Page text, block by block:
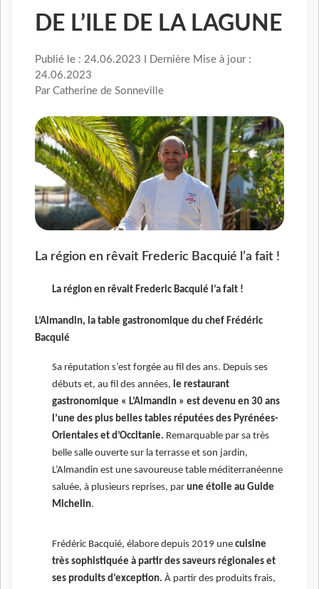
DE L’ILE DE LA LAGUNE
Publié le : 24.06.2023 I Dernière Mise à jour :
24.06.2023
Par Catherine de Sonneville
La région en rêvait Frederic Bacquié l’a fait !
La région en rêvait Frederic Bacquié l’a fait !
L’Almandin, la table gastronomique du chef Frédéric
Bacquié
Sa réputation s’est forgée au fil des ans. Depuis ses
débuts et, au fil des années, le restaurant
gastronomique « L’Almandin » est devenu en 30 ans
l’une des plus belles tables réputées des Pyrénées-
Orientales et d’Occitanie. Remarquable par sa très
belle salle ouverte sur la terrasse et son jardin,
L’Almandin est une savoureuse table méditerranéenne
saluée, à plusieurs reprises, par une étoile au Guide
Michelin.
Frédéric Bacquié, élabore depuis 2019 une cuisine
très sophistiquée à partir des saveurs régionales et
ses produits d’exception. À partir des produits frais,